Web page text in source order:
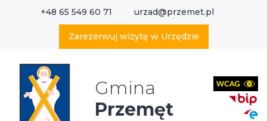
+48 65 549 60 71 urzad@przemet.pl
Zarezerwuj wizytę w Urzędzie
Gmina
Przemęt
Wyszukaj w serwisie